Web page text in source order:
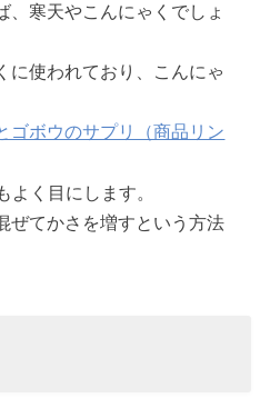
、寒天やこんにゃくでしょ
に使われており、こんにゃ
ゴボウのサプリ（商品リン
よく目にします。
ぜてかさを増すという方法